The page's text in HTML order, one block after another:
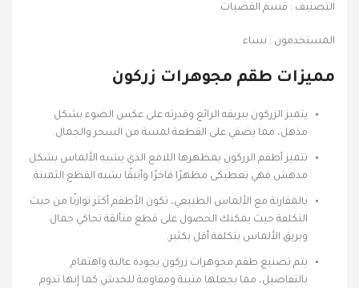
التصنيف : قسم الفضيات
المستخدمون : نساء
مميزات طقم مجوهرات زركون
يتميز الزركون ببريقه الرائع وقدرته على عكس الضوء بشكل
مذهل، مما يضفي على القطعة لمسة من السحر والجمال.
تتميز أطقم الزركون بمظهرها اللامع الذي يشبه الألماس بشكل
مدهش فهي تعطيكى مظهرًا فاخرًا وأنيقًا يشبه القطع الثمينة.
بالمقارنة مع الألماس الطبيعي، تكون الأطقم أكثر توازنًا من حيث
التكلفة حيث يمكنك الحصول على قطع متألقة تحاكي جمال
وبريق الألماس بتكلفة أقل بكثير.
يتم تصنيع طقم مجوهرات زركون بجودة عالية واهتمام
بالتفاصيل، مما يجعلها متينة ومقاومة للخدش كما إنها تدوم